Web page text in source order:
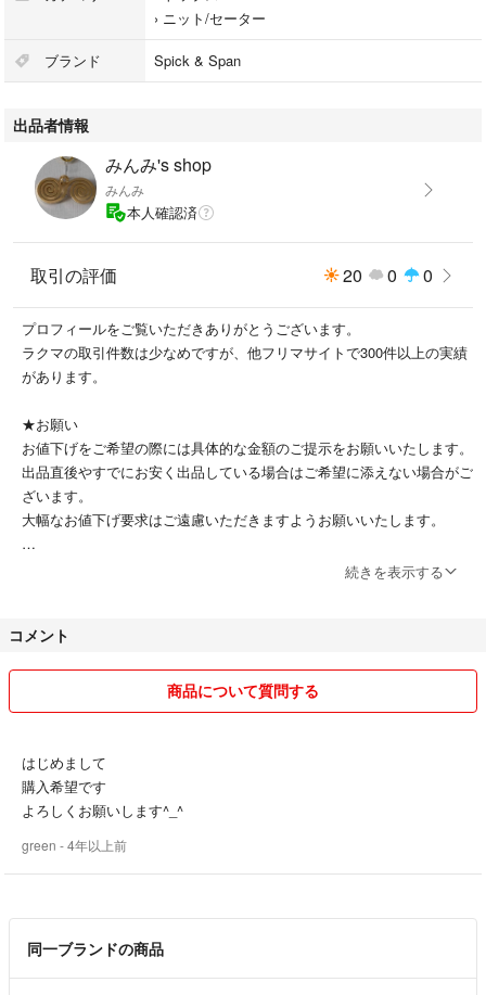
ーな着心地。素材の混率を変更したことで、以前より毛抜けがしにくいよ
コートインにもしやすいように、ネックの立ち具合を少なくしレイヤード
スタイルにもぴったりな一枚。
トにも合わせやすい着丈で、冬に大活躍してくれそうな一枚です♪
◯サイズ : FREE
カラー: ベージュ
ナイロン 40%
◆ 平置き状態の実寸(約)
肩幅 54 身幅 47
※素人採寸のため多少の誤差はご容赦下さい
※撮影用のバッグは付属しません。
#ニット #セーター #トップス #長袖 #ボートネック #ウール #モヘア #フ
レームワークス #ベイクルーズ #スピックアンドスパン #ノーブル #Nobl
ィー #マカフィー #スローブイエナ
› ニット/セーター
ブランド Spick & Span
出品者情報
みんみ's shop
みんみ
本人確認済
取引の評価 20 0 0
プロフィールをご覧いただきありがとうございます。
ラクマの取引件数は少なめですが、他フリマサイトで300件以上の実績
があります。
★お願い
お値下げをご希望の際には具体的な金額のご提示をお願いいたします。
出品直後やすでにお安く出品している場合はご希望に添えない場合がご
ざいます。
大幅なお値下げ要求はご遠慮いただきますようお願いいたします。
喫煙者はおりません。
安心してお取引できるよう丁寧な対応を心がけております。
どうぞよろしくお願いいたします^_^
続きを表示する
コメント
商品について質問する
はじめまして
購入希望です
よろしくお願いします^_^
green - 4年以上前
同一ブランドの商品